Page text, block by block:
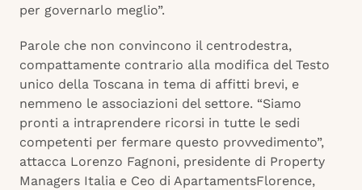
per governarlo meglio”.
Parole che non convincono il centrodestra,
compattamente contrario alla modifica del Testo
unico della Toscana in tema di affitti brevi, e
nemmeno le associazioni del settore. “Siamo
pronti a intraprendere ricorsi in tutte le sedi
competenti per fermare questo provvedimento”,
attacca Lorenzo Fagnoni, presidente di Property
Managers Italia e Ceo di ApartamentsFlorence,